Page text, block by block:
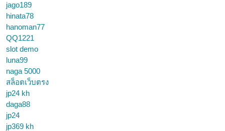
jago189
hinata78
hanoman77
QQ1221
slot demo
luna99
naga 5000
สล็อตเว็บตรง
jp24 kh
daga88
jp24
jp369 kh